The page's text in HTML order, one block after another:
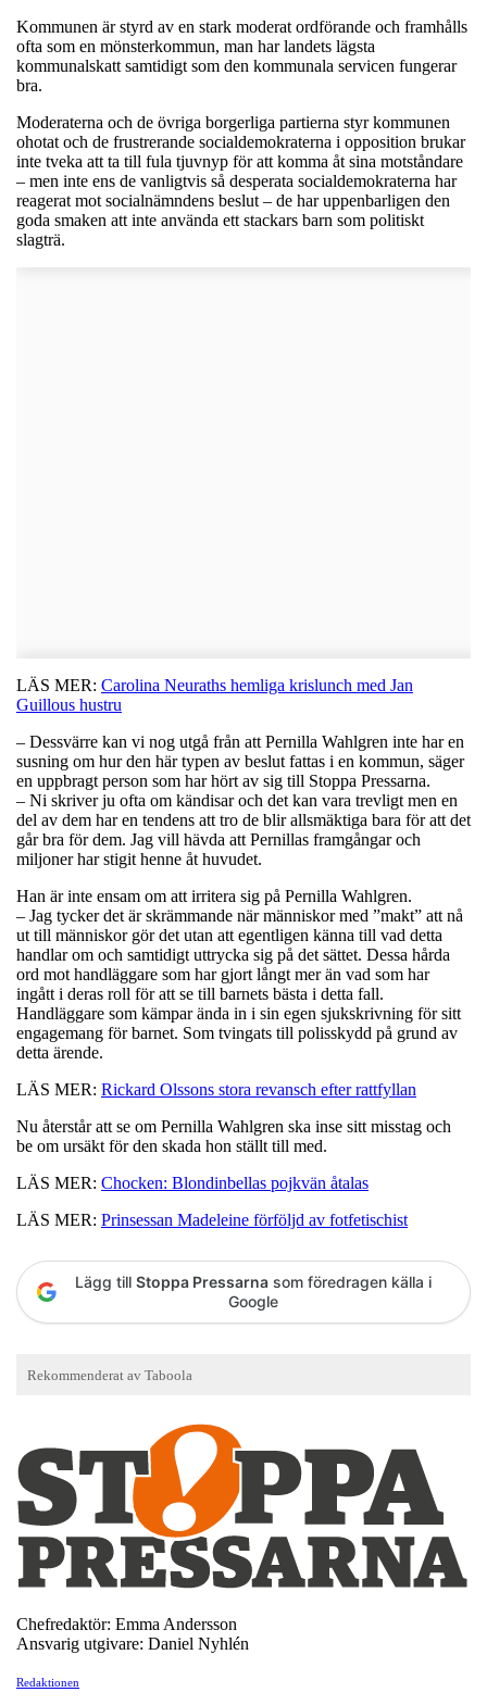
Kommunen är styrd av en stark moderat ordförande och framhålls
ofta som en mönsterkommun, man har landets lägsta
kommunalskatt samtidigt som den kommunala servicen fungerar
bra.
Moderaterna och de övriga borgerliga partierna styr kommunen
ohotat och de frustrerande socialdemokraterna i opposition brukar
inte tveka att ta till fula tjuvnyp för att komma åt sina motståndare
– men inte ens de vanligtvis så desperata socialdemokraterna har
reagerat mot socialnämndens beslut – de har uppenbarligen den
goda smaken att inte använda ett stackars barn som politiskt
slagträ.
LÄS MER: Carolina Neuraths hemliga krislunch med Jan
Guillous hustru
– Dessvärre kan vi nog utgå från att Pernilla Wahlgren inte har en
susning om hur den här typen av beslut fattas i en kommun, säger
en uppbragt person som har hört av sig till Stoppa Pressarna.
– Ni skriver ju ofta om kändisar och det kan vara trevligt men en
del av dem har en tendens att tro de blir allsmäktiga bara för att det
går bra för dem. Jag vill hävda att Pernillas framgångar och
miljoner har stigit henne åt huvudet.
Han är inte ensam om att irritera sig på Pernilla Wahlgren.
– Jag tycker det är skrämmande när människor med ”makt” att nå
ut till människor gör det utan att egentligen känna till vad detta
handlar om och samtidigt uttrycka sig på det sättet. Dessa hårda
ord mot handläggare som har gjort långt mer än vad som har
ingått i deras roll för att se till barnets bästa i detta fall.
Handläggare som kämpar ända in i sin egen sjukskrivning för sitt
engagemang för barnet. Som tvingats till polisskydd på grund av
detta ärende.
LÄS MER: Rickard Olssons stora revansch efter rattfyllan
Nu återstår att se om Pernilla Wahlgren ska inse sitt misstag och
be om ursäkt för den skada hon ställt till med.
LÄS MER: Chocken: Blondinbellas pojkvän åtalas
LÄS MER: Prinsessan Madeleine förföljd av fotfetischist
Lägg till Stoppa Pressarna som föredragen källa i
Google
Chefredaktör: Emma Andersson
Ansvarig utgivare: Daniel Nyhlén
Redaktionen